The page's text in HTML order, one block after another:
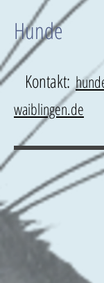
Kontakt:
waiblingen.de